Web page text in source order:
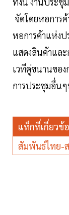
จัดโดยหอการ
หอการค้าแห่ง
แสดงสินค้าแล
เวทีคู่ขนานของ
การประชุมอื่นๆ
แท็กที่เกี่ยวข้
สัมพันธ์ไทย-